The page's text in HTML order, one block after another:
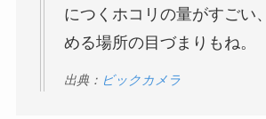
につくホコリの量がすごい
める場所の目づまりもね。
出典： ビックカメラ